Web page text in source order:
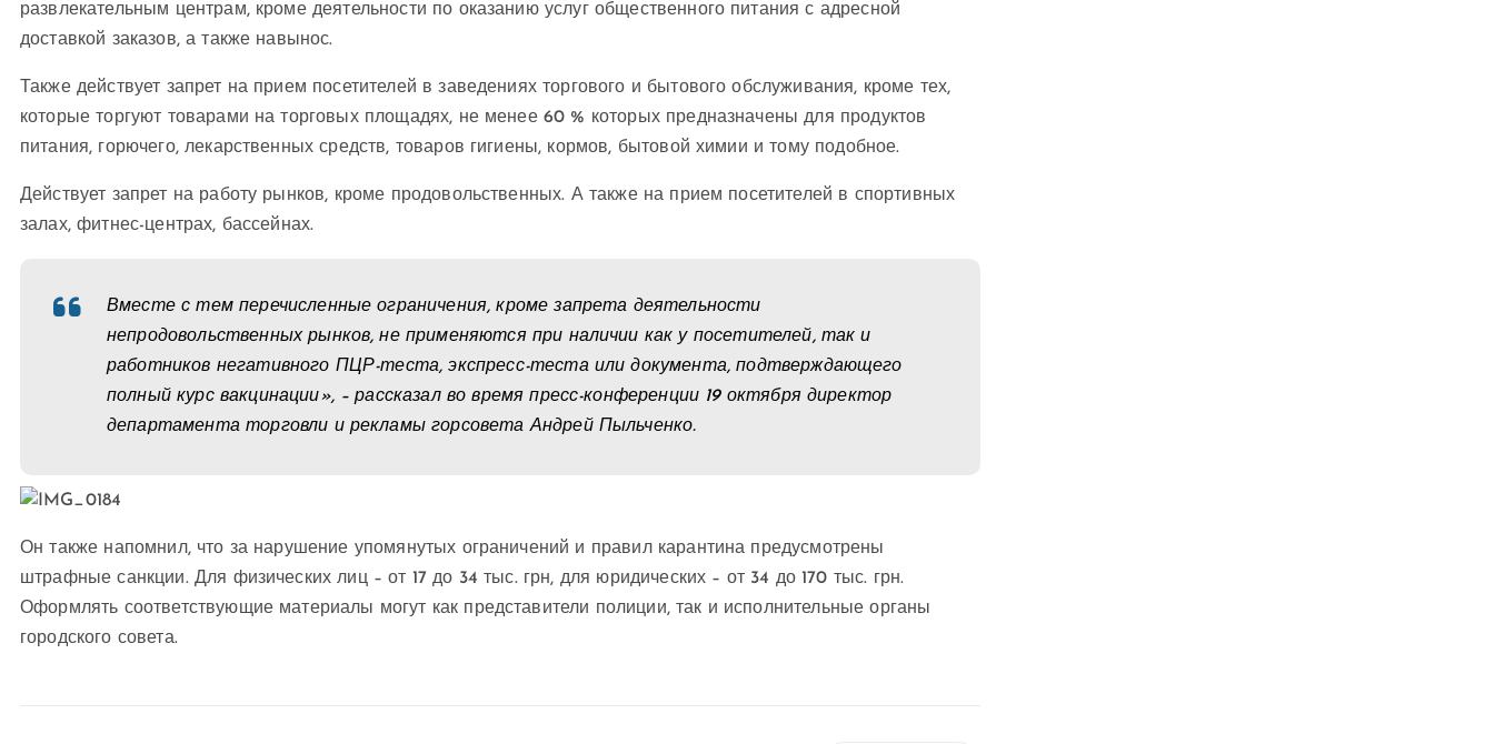
развлекательным центрам, кроме деятельности по оказанию услуг общественного питания с адресной
доставкой заказов, а также навынос.
Также действует запрет на прием посетителей в заведениях торгового и бытового обслуживания, кроме тех,
которые торгуют товарами на торговых площадях, не менее 60 % которых предназначены для продуктов
питания, горючего, лекарственных средств, товаров гигиены, кормов, бытовой химии и тому подобное.
Действует запрет на работу рынков, кроме продовольственных. А также на прием посетителей в спортивных
залах, фитнес-центрах, бассейнах.
Вместе с тем перечисленные ограничения, кроме запрета деятельности
непродовольственных рынков, не применяются при наличии как у посетителей, так и
работников негативного ПЦР-теста, экспресс-теста или документа, подтверждающего
полный курс вакцинации», – рассказал во время пресс-конференции 19 октября директор
департамента торговли и рекламы горсовета Андрей Пыльченко.
Он также напомнил, что за нарушение упомянутых ограничений и правил карантина предусмотрены
штрафные санкции. Для физических лиц – от 17 до 34 тыс. грн, для юридических – от 34 до 170 тыс. грн.
Оформлять соответствующие материалы могут как представители полиции, так и исполнительные органы
городского совета.